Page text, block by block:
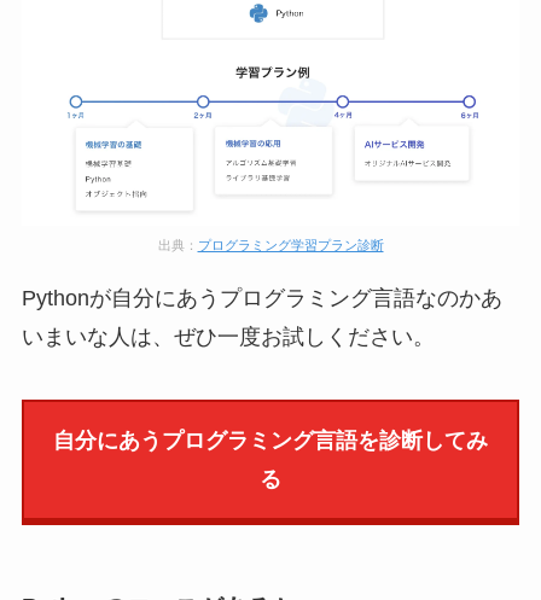
出典： プログラミング学習プラン診断
Pythonが自分にあうプログラミング言語なのかあ
いまいな人は、ぜひ一度お試しください。
自分にあうプログラミング言語を診断してみ
る